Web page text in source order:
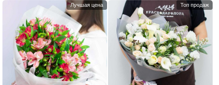
Лучшая цена Топ продаж